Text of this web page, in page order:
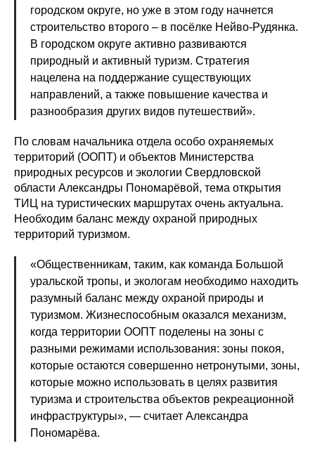
городском округе, но уже в этом году начнется
строительство второго – в посёлке Нейво-Рудянка.
В городском округе активно развиваются
природный и активный туризм. Стратегия
нацелена на поддержание существующих
направлений, а также повышение качества и
разнообразия других видов путешествий».
По словам начальника отдела особо охраняемых
территорий (ООПТ) и объектов Министерства
природных ресурсов и экологии Свердловской
области Александры Пономарёвой, тема открытия
ТИЦ на туристических маршрутах очень актуальна.
Необходим баланс между охраной природных
территорий туризмом.
«Общественникам, таким, как команда Большой
уральской тропы, и экологам необходимо находить
разумный баланс между охраной природы и
туризмом. Жизнеспособным оказался механизм,
когда территории ООПТ поделены на зоны с
разными режимами использования: зоны покоя,
которые остаются совершенно нетронутыми, зоны,
которые можно использовать в целях развития
туризма и строительства объектов рекреационной
инфраструктуры», — считает Александра
Пономарёва.